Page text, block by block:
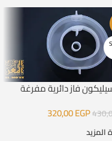
فاز دائرية مفرغة
320,00EGP
المزيد